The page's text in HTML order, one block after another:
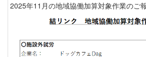
2025年11月の地域協働加算対象作業のご報